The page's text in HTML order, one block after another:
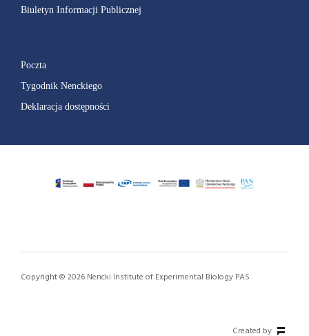
Biuletyn Informacji Publicznej
Poczta
Tygodnik Nenckiego
Deklaracja dostępności
Copyright © 2026 Nencki Institute of Experimental Biology PAS
Created by